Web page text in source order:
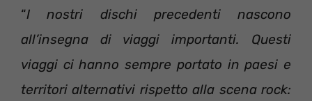
“I nostri dischi precedenti nascono
all’insegna di viaggi importanti. Questi
viaggi ci hanno sempre portato in paesi e
territori alternativi rispetto alla scena rock: